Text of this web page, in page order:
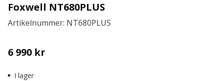
Foxwell NT680PLUS
Artikelnummer: NT680PLUS
6 990 kr
I lager